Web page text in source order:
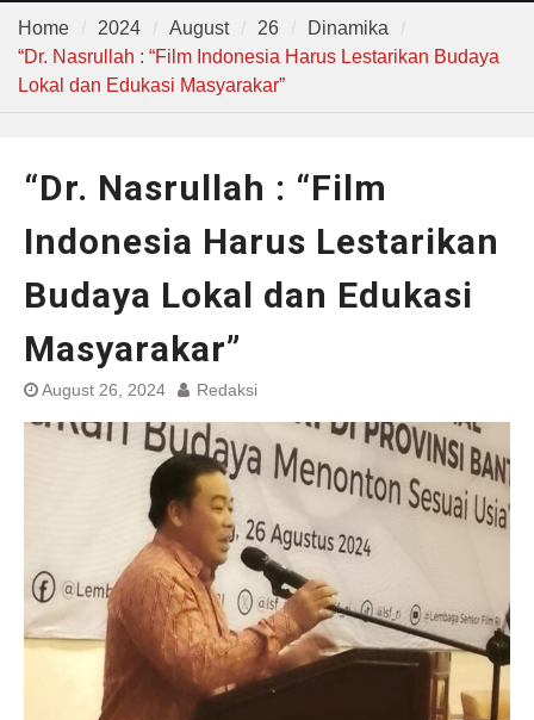
Home 2024 August 26
Dinamika
“Dr. Nasrullah : “Film Indonesia Harus Lestarikan Budaya
Lokal dan Edukasi Masyarakar”
“Dr. Nasrullah : “Film
Indonesia Harus Lestarikan
Budaya Lokal dan Edukasi
Masyarakar”
August 26, 2024 Redaksi